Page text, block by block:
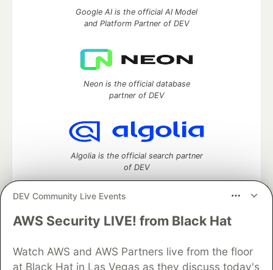
DEV Community Live Events
AWS Security LIVE! from Black Hat
Watch AWS and AWS Partners live from the floor
at Black Hat in Las Vegas as they discuss today's
Google AI is the official AI Model
and Platform Partner of DEV
Neon is the official database
partner of DEV
Algolia is the official search partner
of DEV
DEV Community— A space to discuss and keep up software
Home
DEV Challenges DEV++
Videos
DEV Education Tracks
DEV Help Advertise on DEV